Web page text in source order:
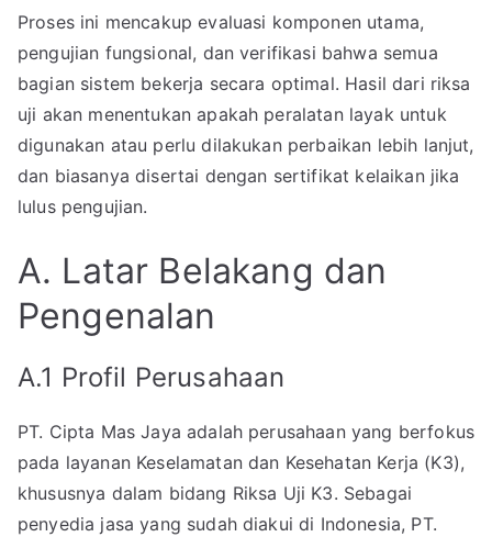
Proses ini mencakup evaluasi komponen utama,
pengujian fungsional, dan verifikasi bahwa semua
bagian sistem bekerja secara optimal. Hasil dari riksa
uji akan menentukan apakah peralatan layak untuk
digunakan atau perlu dilakukan perbaikan lebih lanjut,
dan biasanya disertai dengan sertifikat kelaikan jika
lulus pengujian.
A. Latar Belakang dan
Pengenalan
A.1 Profil Perusahaan
PT. Cipta Mas Jaya adalah perusahaan yang berfokus
pada layanan Keselamatan dan Kesehatan Kerja (K3),
khususnya dalam bidang Riksa Uji K3. Sebagai
penyedia jasa yang sudah diakui di Indonesia, PT.